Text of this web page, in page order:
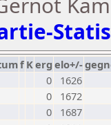
f Kerg elo+/-
0
1626
0
1672
0
1687